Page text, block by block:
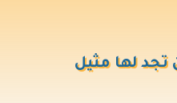
لها مثيل